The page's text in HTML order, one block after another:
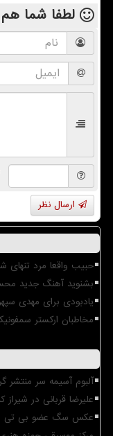
لطفا شما
ارسال نظر
حبیب واقعا مرد تنهای
بشنوید آهنگ جدید
یادبودی برای مهدی سپهر
مخاطبان ارکستر
آلبوم آسیمه سر منتشر
علیرضا قربانی در شیراز
عکس سگ عضو بی تی